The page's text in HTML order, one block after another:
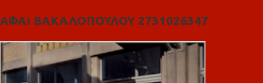
ΑΦΑΙ ΒΑΚΑΛΟΠΟΥΛΟΥ 2731026347